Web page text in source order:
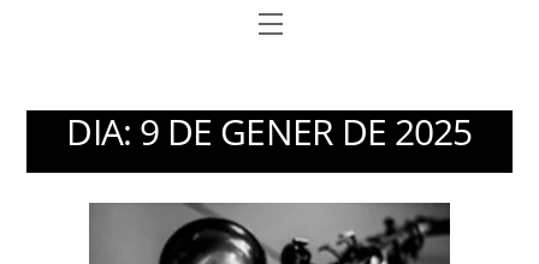
Menu
DIA: 9 DE GENER DE 2025